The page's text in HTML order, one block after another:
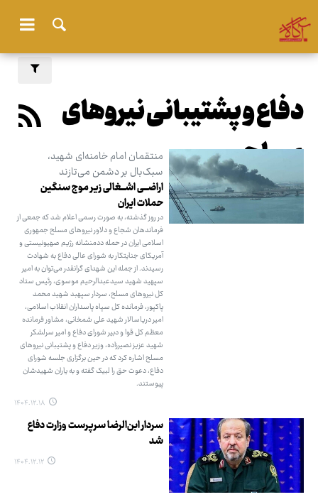
دفاع و پشتیبانی نیروهای
مسلح
منتقمان امام خامنه‌ای شهید،
سبک‌بال بر دشمن می‌تازند
اراضـــی اشـــغالی زیر موج سنگین
حملات ایران
در روز گذشته، به صورت رسمی اعلام شد که جمعی از
فرماندهان شجاع و دلاور نیروهای مسلح جمهوری
اسلامی ایران در حمله ددمنشانه رژیم صهیونیستی و
آمریکای جنایتکار به شورای عالی دفاع به شهادت
رسیدند. از جمله این شهدای گرانقدر می‌توان به امیر
سپهید شهید سیدعبدالرحیم موسوی، رئیس ستاد
کل نیروهای مسلح، سردار سپهبد شهید محمد
پاکپور، فرمانده کل سپاه پاسداران انقلاب اسلامی،
امیر دریاسالار شهید علی شمخانی، مشاور فرمانده
معظم کل قوا و دبیر شورای دفاع و امیر سرلشکر
شهید عزیز نصیرزاده، وزیر دفاع و پشتیبانی نیروهای
مسلح اشاره کرد که در حین برگزاری جلسه شورای
دفاع، دعوت حق را لبیک گفته و به یاران شهیدشان
پیوستند.
۱۴۰۴.۱۲.۱۸
سردار ابن‌الرضا سرپرست وزارت دفاع
شد
۱۴۰۴.۱۲.۱۲